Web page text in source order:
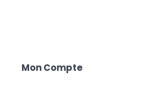
Mon Compte